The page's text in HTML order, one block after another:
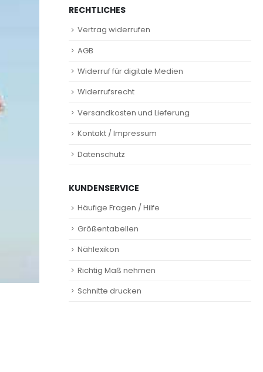
RECHTLICHES
Vertrag widerrufen
AGB
Widerruf für digitale Medien
Widerrufsrecht
Versandkosten und Lieferung
Kontakt / Impressum
Datenschutz
KUNDENSERVICE
Häufige Fragen / Hilfe
Größentabellen
Nählexikon
Richtig Maß nehmen
Schnitte drucken